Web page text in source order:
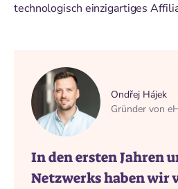
technologisch einzigartiges
Ondřej Hájek
Gründer von
In den ersten Jahren
Netzwerks haben wir